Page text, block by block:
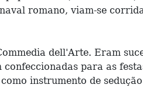
romano, viam-se
dell'Arte. Eram
para as
instrumento de